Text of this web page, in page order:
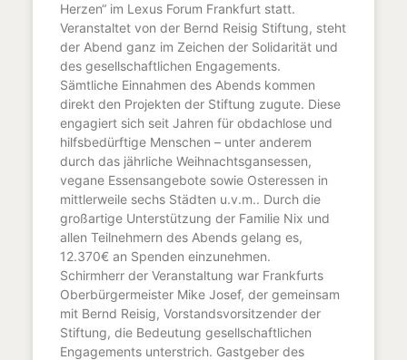
Herzen“ im Lexus Forum Frankfurt statt.
Veranstaltet von der Bernd Reisig Stiftung, steht
der Abend ganz im Zeichen der Solidarität und
des gesellschaftlichen Engagements.
Sämtliche Einnahmen des Abends kommen
direkt den Projekten der Stiftung zugute. Diese
engagiert sich seit Jahren für obdachlose und
hilfsbedürftige Menschen – unter anderem
durch das jährliche Weihnachtsgansessen,
vegane Essensangebote sowie Osteressen in
mittlerweile sechs Städten u.v.m.. Durch die
großartige Unterstützung der Familie Nix und
allen Teilnehmern des Abends gelang es,
12.370€ an Spenden einzunehmen.
Schirmherr der Veranstaltung war Frankfurts
Oberbürgermeister Mike Josef, der gemeinsam
mit Bernd Reisig, Vorstandsvorsitzender der
Stiftung, die Bedeutung gesellschaftlichen
Engagements unterstrich. Gastgeber des